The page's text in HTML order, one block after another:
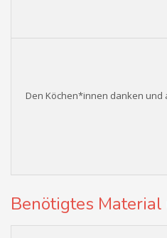
Den Köchen*innen danken und
Benötigtes